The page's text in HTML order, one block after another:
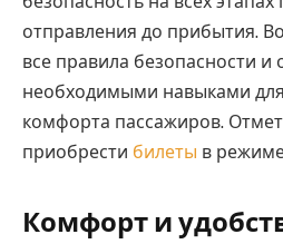
отправления до прибытия.
все правила безопасности и
необходимыми навыками
комфорта пассажиров.
приобрести билеты в
Комфорт и